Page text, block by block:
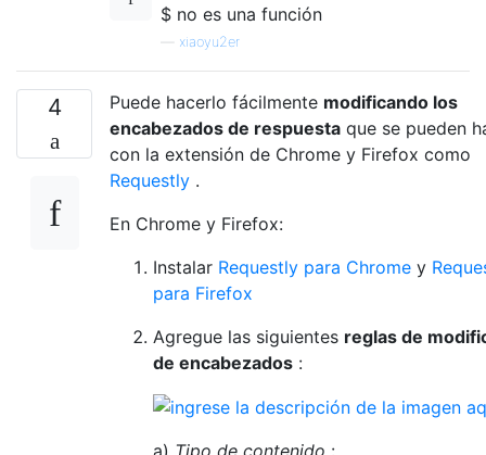
$ no es una función
xiaoyu2er
4 Puede hacerlo fácilmente modificando los
encabezados de respuesta que se pueden
con la extensión de Chrome y Firefox como
Requestly .
En Chrome y Firefox:
Instalar Requestly para Chrome y
para Firefox
Agregue las siguientes reglas de
de encabezados :